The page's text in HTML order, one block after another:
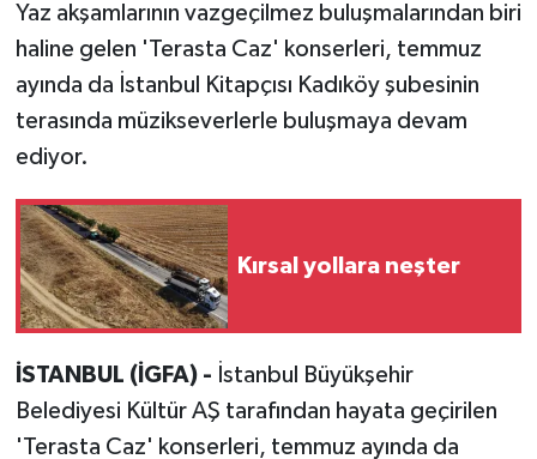
Yaz akşamlarının vazgeçilmez buluşmalarından biri
haline gelen 'Terasta Caz' konserleri, temmuz
ayında da İstanbul Kitapçısı Kadıköy şubesinin
terasında müzikseverlerle buluşmaya devam
ediyor.
Kırsal yollara neşter
İSTANBUL (İGFA) - İstanbul Büyükşehir
Belediyesi Kültür AŞ tarafından hayata geçirilen
'Terasta Caz' konserleri, temmuz ayında da